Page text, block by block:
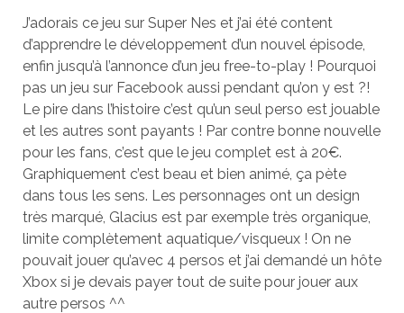
J’adorais ce jeu sur Super Nes et j’ai été content
d’apprendre le développement d’un nouvel épisode,
enfin jusqu’à l’annonce d’un jeu free-to-play ! Pourquoi
pas un jeu sur Facebook aussi pendant qu’on y est ?!
Le pire dans l’histoire c’est qu’un seul perso est jouable
et les autres sont payants ! Par contre bonne nouvelle
pour les fans, c’est que le jeu complet est à 20€.
Graphiquement c’est beau et bien animé, ça pète
dans tous les sens. Les personnages ont un design
très marqué, Glacius est par exemple très organique,
limite complètement aquatique/visqueux ! On ne
pouvait jouer qu’avec 4 persos et j’ai demandé un hôte
Xbox si je devais payer tout de suite pour jouer aux
autre persos ^^